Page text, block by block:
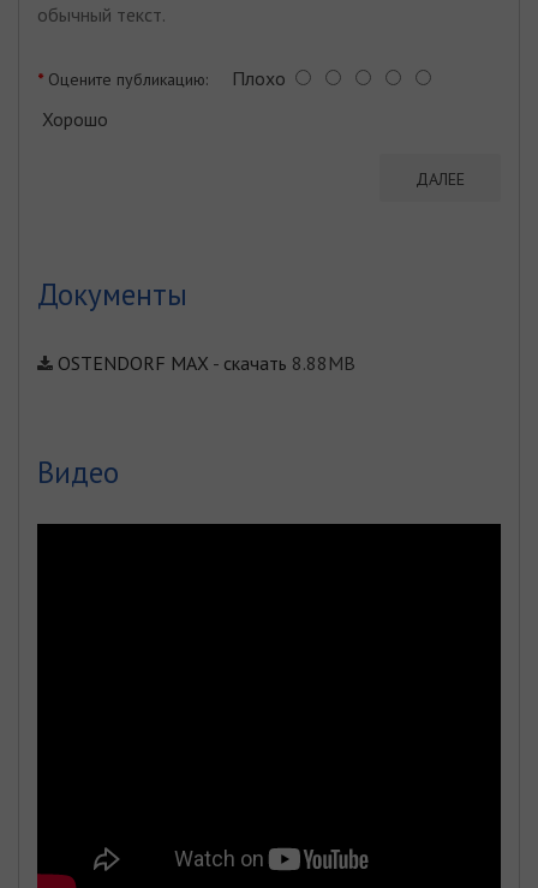
обычный текст.
Оцените публикацию: Плохо
Хорошо
ДАЛЕЕ
Документы
OSTENDORF MAX - скачать 8.88MB
Видео